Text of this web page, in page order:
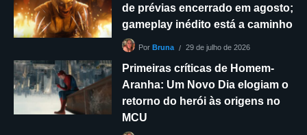
de prévias encerrado em agosto;
gameplay inédito está a caminho
Por Bruna 29 de julho de 2026
Primeiras críticas de Homem-
Aranha: Um Novo Dia elogiam o
retorno do herói às origens no
MCU